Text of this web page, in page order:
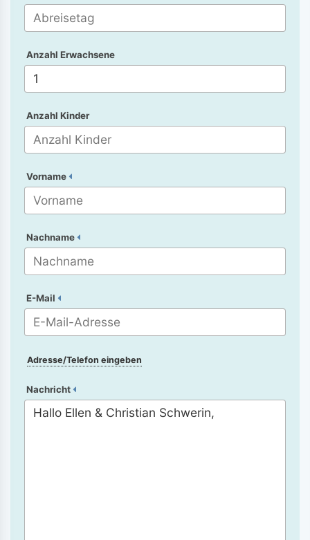
Anzahl Erwachsene
Anzahl Kinder
Vorname
Nachname
E-Mail
Adresse/Telefon eingeben
Nachricht